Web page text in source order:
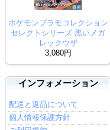
ポケモンプラモコレクション
セレクトシリーズ 黒いメガ
レックウザ
3,080円
インフォメーション
配送と返品について
個人情報保護方針